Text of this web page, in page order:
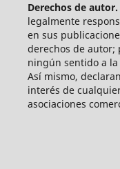
Derechos de autor.
legalmente
en sus
derechos de autor;
ningún sentido a la
Así mismo,
interés de
asociaciones